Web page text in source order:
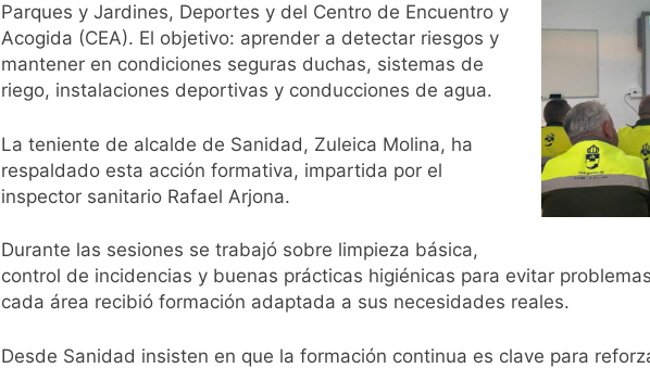
Parques y Jardines, Deportes y del Centro de Encuentro y
Acogida (CEA). El objetivo: aprender a detectar riesgos y
mantener en condiciones seguras duchas, sistemas de
riego, instalaciones deportivas y conducciones de agua.
La teniente de alcalde de Sanidad, Zuleica Molina, ha
respaldado esta acción formativa, impartida por el
inspector sanitario Rafael Arjona.
Durante las sesiones se trabajó sobre limpieza básica,
control de incidencias y buenas prácticas higiénicas para evitar
cada área recibió formación adaptada a sus necesidades reales.
Desde Sanidad insisten en que la formación continua es clave para